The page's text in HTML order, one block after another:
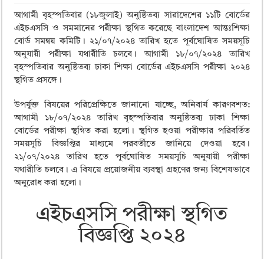
দিনাজপুর বোর্ড এইচএসসি রেজাল্ট ২০২৫ – HSC Result 2025 Dinajpur Board
সিলেট বোর্ড এইচএসসি রেজাল্ট ২০২৫ – HSC Result 2025 Sylhet Board
আগামী বৃহস্পতিবার (১৮জুলাই) অনুষ্ঠিতব্য সারাদেশের ১১টি বোর্ডের
এইচএসসি ও সমমানের পরীক্ষা স্থগিত করেছে বাংলাদেশ আন্তঃশিক্ষা
বোর্ড সমন্বয় কমিটি। ২১/০৭/২০২৪ তারিখ হতে পূর্বঘোষিত সময়সূচি
অনুযায়ী পরীক্ষা যথারীতি চলবে। আগামী ১৮/০৭/২০২৪ তারিখ
বৃহস্পতিবার অনুষ্ঠিতব্য ঢাকা শিক্ষা বোর্ডের এইচএসসি পরীক্ষা ২০২৪
স্থগিত প্রসঙ্গে।
উপর্যুক্ত বিষয়ের পরিপ্রেক্ষিতে জানানো যাচ্ছে, অনিবার্য কারণবশত:
আগামী ১৮/০৭/২০২৪ তারিখ বৃহস্পতিবার অনুষ্ঠিতব্য ঢাকা শিক্ষা
বোর্ডের পরীক্ষা স্থগিত করা হলো। স্থগিত হওয়া পরীক্ষার পরিবর্তিত
সময়সূচি বিজ্ঞপ্তির মাধ্যমে পরবর্তীতে জানিয়ে দেওয়া হবে।
২১/০৭/২০২৪ তারিখ হতে পূর্বঘোষিত সময়সূচি অনুযায়ী পরীক্ষা
যথারীতি চলবে। এ বিষয়ে প্রয়োজনীয় ব্যবস্থা গ্রহণের জন্য বিশেষভাবে
অনুরোধ করা হলো।
এইচএসসি পরীক্ষা স্থগিত
বিজ্ঞপ্তি ২০২৪